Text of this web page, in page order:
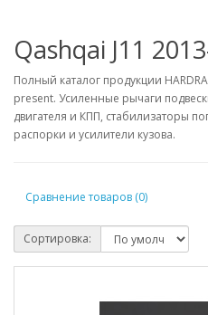
Qashqai J11
Полный каталог продукции
present. Усиленные рычаги
двигателя и КПП, стабилизаторы
распорки и усилители кузова.
Сравнение товаров (0)
Сортировка: